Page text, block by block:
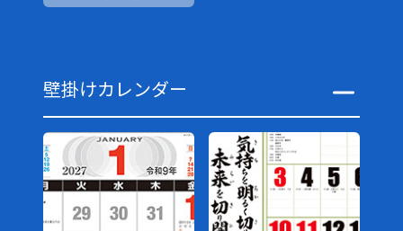
壁掛けカレンダー